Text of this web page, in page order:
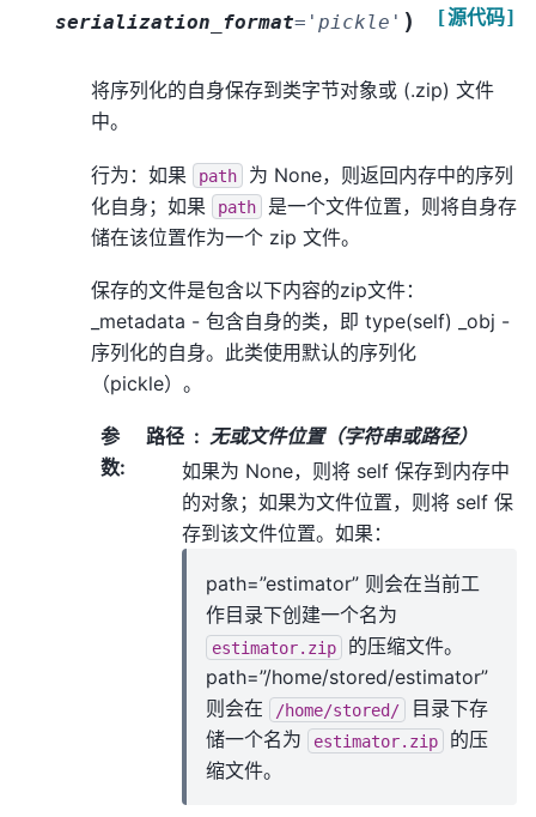
serialization_format= 'pickle' ) [源代码]
将序列化的自身保存到类字节对象或 (.zip) 文件
中。
行为：如果 path
为 None，则返回内存中的序列
化自身；如果
path
是一个文件位置，则将自身存
储在该位置作为一个 zip 文件。
保存的文件是包含以下内容的zip文件：
_metadata - 包含自身的类，即 type(self) _obj -
序列化的自身。此类使用默认的序列化
（pickle）。
参
数:
路径
无或文件位置（字符串或路径）
如果为 None，则将 self 保存到内存中
的对象；如果为文件位置，则将 self 保
存到该文件位置。如果：
path=”estimator” 则会在当前工
作目录下创建一个名为
estimator.zip
的压缩文件。
path=”/home/stored/estimator”
则会在
/home/stored/
目录下存
储一个名为
estimator.zip
的压
缩文件。